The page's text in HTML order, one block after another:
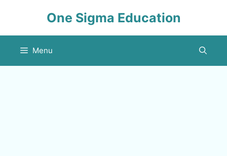
One Sigma Education
Menu